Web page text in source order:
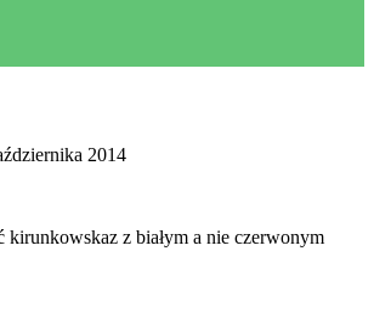
2014
kirunkowskaz z białym a nie czerwonym